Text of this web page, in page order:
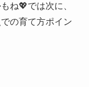
ね💖では次に、
での育て方ポイン